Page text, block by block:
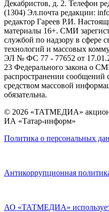
Декабристов, д. 2. Телефон
(1304) Эл.почта редакции:
редактор Гареев Р.И.
материалы 16+. СМИ
службой по надзору в сфере
технологий и массовых
ЭЛ № ФС 77 - 77652 от
23 Федерального закона о
распространении сообщений
средством массовой
обязательна.
© 2026 «ТАТМЕДИА»
ИА «Татар-информ»
Политика о персональных
Антикоррупционная
АО «ТАТМЕДИА»